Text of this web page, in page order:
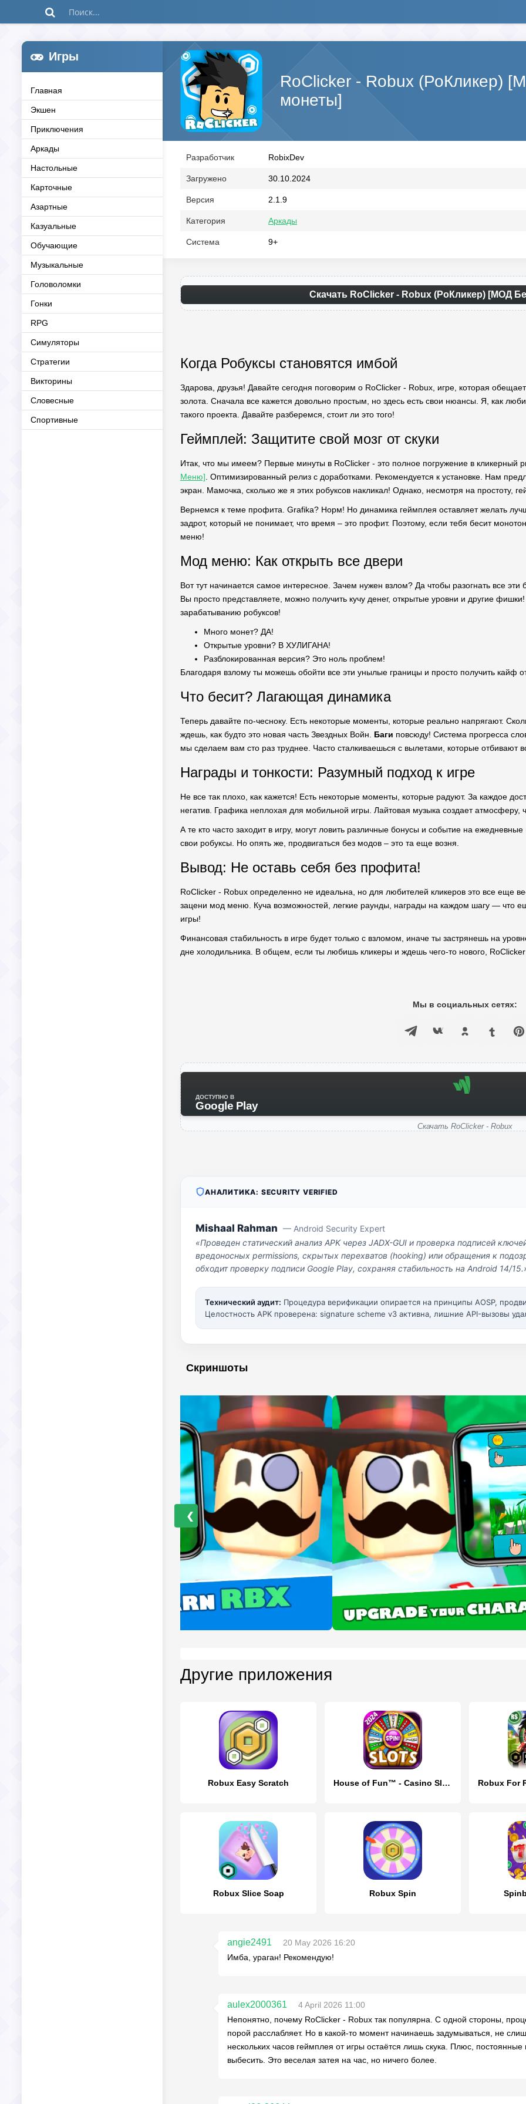
Игры
Главная
Экшен
Приключения
Аркады
Настольные
Карточные
Азартные
Казуальные
Обучающие
Музыкальные
Головоломки
Гонки
RPG
Симуляторы
Стратегии
Викторины
Словесные
Спортивные
RoClicker - Robux (РоКликер)
монеты]
Разработчик RobixDev
Загружено 30.10.2024
Версия 2.1.9
Категория Аркады
Система 9+
Скачать RoClicker - Robux (РоКликер) [МОД
Когда Робуксы становятся имбой
Здарова, друзья! Давайте сегодня поговорим о RoClicker - Robux, игре, которая
золота. Сначала все кажется довольно простым, но здесь есть свои нюансы. Я, как
такого проекта. Давайте разберемся, стоит ли это того!
Геймплей: Защитите свой мозг от скуки
Итак, что мы имеем? Первые минуты в RoClicker - это полное погружение в кликерный
Меню] . Оптимизированный релиз с доработками. Рекомендуется к установке. Нам
экран. Мамочка, сколько же я этих робуксов накликал! Однако, несмотря на простоту,
Вернемся к теме профита. Grafika? Норм! Но динамика геймплея оставляет желать
задрот, который не понимает, что время – это профит. Поэтому, если тебя бесит
меню!
Мод меню: Как открыть все двери
Вот тут начинается самое интересное. Зачем нужен взлом? Да чтобы разогнать все
Вы просто представляете, можно получить кучу денег, открытые уровни и другие
зарабатыванию робуксов!
Много монет? ДА!
Открытые уровни? В ХУЛИГАНА!
Разблокированная версия? Это ноль проблем!
Благодаря взлому ты можешь обойти все эти унылые границы и просто получить кайф
Что бесит? Лагающая динамика
Теперь давайте по-чесноку. Есть некоторые моменты, которые реально напрягают.
ждешь, как будто это новая часть Звездных Войн. Баги повсюду! Система прогресса
мы сделаем вам сто раз труднее. Часто сталкиваешься с вылетами, которые отбивают
Награды и тонкости: Разумный подход к игре
Не все так плохо, как кажется! Есть некоторые моменты, которые радуют. За каждое
негатив. Графика неплохая для мобильной игры. Лайтовая музыка создает атмосферу,
А те кто часто заходит в игру, могут ловить различные бонусы и событие на
свои робуксы. Но опять же, продвигаться без модов – это та еще возня.
Вывод: Не оставь себя без профита!
RoClicker - Robux определенно не идеальна, но для любителей кликеров это все еще
зацени мод меню. Куча возможностей, легкие раунды, награды на каждом шагу — что
игры!
Финансовая стабильность в игре будет только с взломом, иначе ты застрянешь на
дне холодильника. В общем, если ты любишь кликеры и ждешь чего-то нового,
Мы в социальных сетях:
ДОСТУПНО В
Google Play
Скачать RoClicker - Robux
АНАЛИТИКА: SECURITY VERIFIED
Mishaal Rahman — Android Security Expert
«Проведен статический анализ APK через JADX-GUI и проверка подписей
вредоносных permissions, скрытых перехватов (hooking) или обращения к
обходит проверку подписи Google Play, сохраняя стабильность на Android 14/
Технический аудит: Процедура верификации опирается на принципы AOSP,
Целостность APK проверена: signature scheme v3 активна, лишние API-вызовы
Скриншоты
❮
Другие приложения
Robux Easy Scratch House of Fun™ - Casino Slots
Robux Slice Soap Robux Spin
angie2491
20 May 2026 16:20
Имба, ураган! Рекомендую!
aulex2000361
4 April 2026 11:00
Непонятно, почему RoClicker - Robux так популярна. С одной стороны,
порой расслабляет. Но в какой-то момент начинаешь задумываться, не
нескольких часов геймплея от игры остаётся лишь скука. Плюс,
выбесить. Это веселая затея на час, но ничего более.